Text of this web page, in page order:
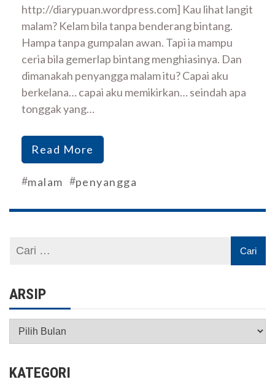
http://diarypuan.wordpress.com] Kau lihat langit
malam? Kelam bila tanpa benderang bintang.
Hampa tanpa gumpalan awan. Tapi ia mampu
ceria bila gemerlap bintang menghiasinya. Dan
dimanakah penyangga malam itu? Capai aku
berkelana… capai aku memikirkan… seindah apa
tonggak yang…
Read More
#malam #penyangga
ARSIP
Arsip
KATEGORI